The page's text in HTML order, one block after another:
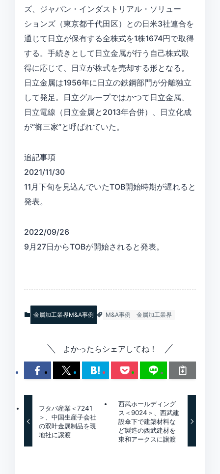
ズ、ジャパン・インダストリアル・ソリュー
ションズ（東京都千代田区）との日米3社連合を
通じて日立が保有する全株式を1株1674円で取得
する。手続きとして日立金属が行う自己株式取
得に応じて、日立が株式を売却する形となる。
日立金属は1956年に日立の鉄鋼部門が分離独立
して発足。日立グループではかつて日立金属、
日立電線（日立金属と2013年合併）、日立化成
が“御三家”と呼ばれていた。
追記事項
2021/11/30
11月下旬を見込んでいたTOB開始時期が遅れると
発表。
2022/09/26
9月27日からTOBが開始されると発表。
金属加工業界M&A事例 M&A事例 金属加工業界
よかったらシェアしてね！
フタバ産業＜7241
＞、中国生産子会社
の双叶金属制品を現
地社に譲渡
西武ホールディング
ス＜9024＞、西武建
設傘下で建築材料な
ど製造の西武建材を
東和アークスに譲渡